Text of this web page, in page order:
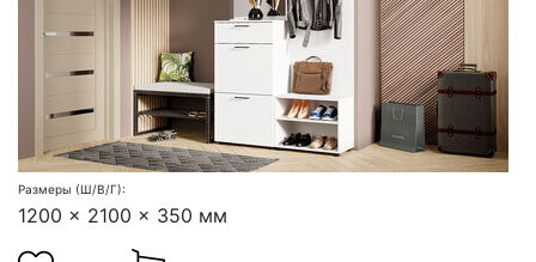
Размеры (Ш/В/Г):
1200 x 2100 x 350 мм